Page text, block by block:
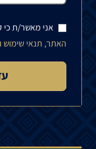
אני מאשר/ת כי
האתר, תנאי שימוש